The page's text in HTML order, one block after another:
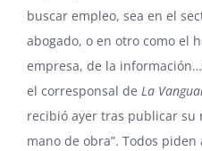
buscar empleo, sea en el
abogado, o en otro como el
empresa, de la
el corresponsal de La
recibió ayer tras publicar su
mano de obra”. Todos piden